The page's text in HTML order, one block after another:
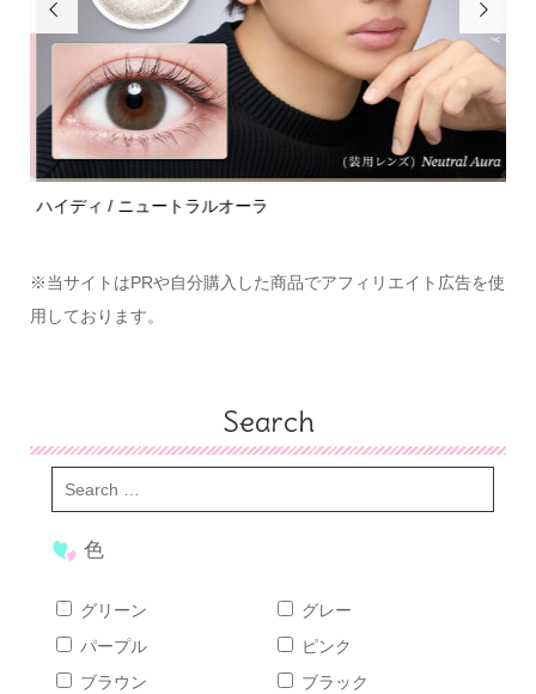

ハイディ / ニュートラルオーラ

※当サイトはPRや自分購入した商品でアフィリエイト広告を使
用しております。
Search
色
グリーン
グレー
パープル
ピンク
ブラウン
ブラック